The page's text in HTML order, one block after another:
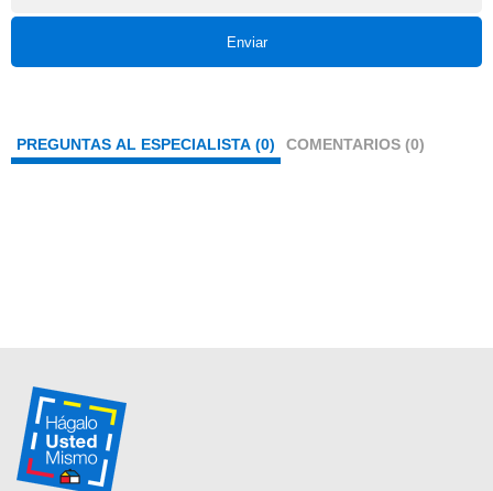
Enviar
PREGUNTAS AL ESPECIALISTA (0) COMENTARIOS (0)